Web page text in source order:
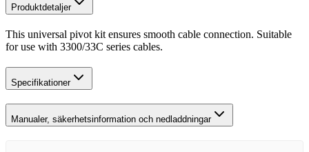
Produktdetaljer
This universal pivot kit ensures smooth cable connection. Suitable
for use with 3300/33C series cables.
Specifikationer
Manualer, säkerhetsinformation och nedladdningar